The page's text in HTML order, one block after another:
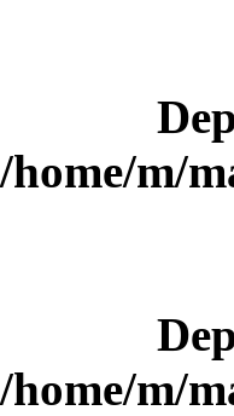
/home/m/
/home/m/